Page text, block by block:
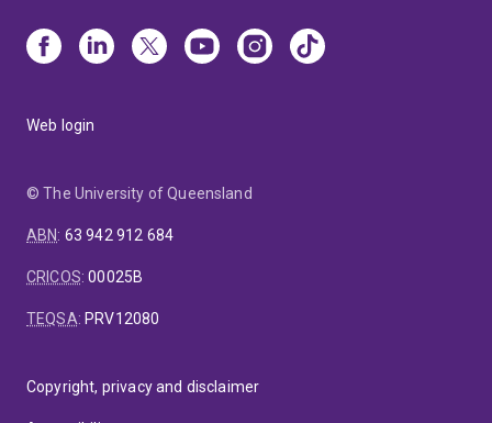
Web login
© The University of Queensland
ABN: 63 942 912 684
CRICOS:00025B
TEQSA: PRV12080
Copyright, privacy and disclaimer